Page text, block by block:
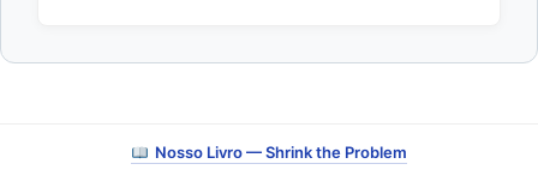
Nosso Livro — Shrink the Problem